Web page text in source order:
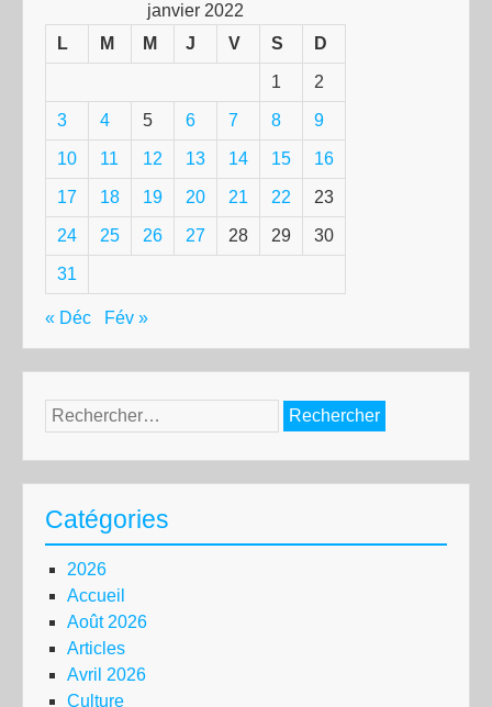
janvier 2022
L
M M J V S D
1 2
3 4 5 6 7 8 9
10 11 12 13 14 15 16
17 18 19 20 21 22 23
24 25 26 27 28 29 30
31
« Déc Fév »
Rechercher :
Catégories
2026
Accueil
Août 2026
Articles
Avril 2026
Culture